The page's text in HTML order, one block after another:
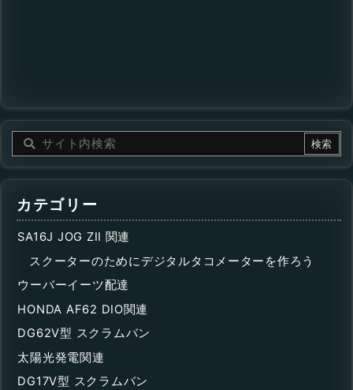
カテゴリー
SA16J JOG ZII 関連
スクーターのためにデジタルタコメーターを作ろう
ウーバーイーツ配達
HONDA AF62 DIO関連
DG62V型 スクラムバン
太陽光発電関連
DG17V型 スクラムバン